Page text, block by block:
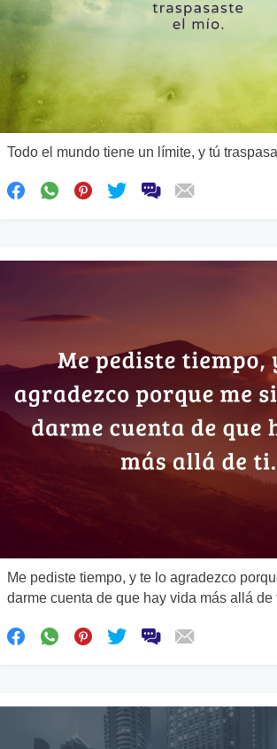
Todo el mundo tiene un límite, y tú
Me pediste tiempo, y te lo agradezco
darme cuenta de que hay vida más allá de